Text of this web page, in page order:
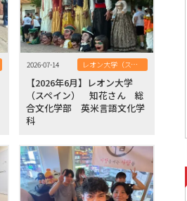
2026-07-14 レオン大学（スペイン）
【2026年6月】レオン大学
（スペイン） 知花さん 総
合文化学部 英米言語文化学
科